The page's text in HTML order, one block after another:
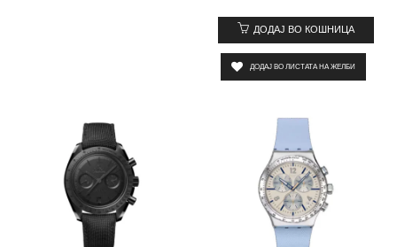
ДОДАЈ ВО КОШНИЦА
ДОДАЈ ВО ЛИСТАТА НА ЖЕЛБИ